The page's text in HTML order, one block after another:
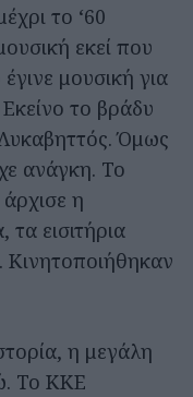
το ‘60
εκεί που
μουσική για
το βράδυ
Όμως
ανάγκη. Το
η
εισιτήρια
Κινητοποιήθηκαν
η μεγάλη
Το ΚΚΕ